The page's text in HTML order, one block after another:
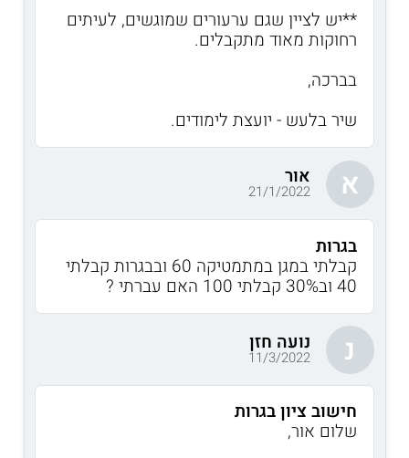
**יש לציין שגם ערעורים שמוגשים, לעיתים
רחוקות מאוד מתקבלים.
בברכה,
שיר בלעש - יועצת לימודים.
א אור
21/1/2022
בגרות
קבלתי במגן במתמטיקה 60 ובבגרות קבלתי
40 וב30% קבלתי 100 האם עברתי ?
נ נועה חזן
11/3/2022
חישוב ציון בגרות
שלום אור,